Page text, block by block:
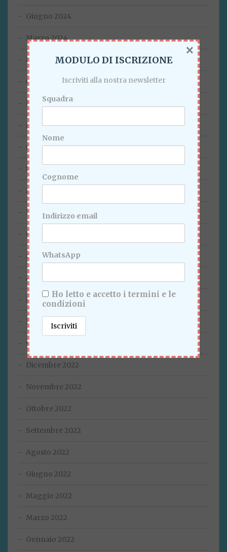
Giugno 2024
Marzo 2024
Febbraio 2024
Gennaio 2024
Dicembre 2023
Novembre 2023
Ottobre 2023
Settembre 2023
Agosto 2023
Luglio 2023
Giugno 2023
Maggio 2023
Aprile 2023
Marzo 2023
Febbraio 2023
Gennaio 2023
Dicembre 2022
Novembre 2022
Ottobre 2022
Settembre 2022
Agosto 2022
Giugno 2022
Maggio 2022
Marzo 2022
Gennaio 2022
MODULO DI ISCRIZIONE
Iscriviti alla nostra newsletter
Squadra
Nome
Cognome
Indirizzo email
WhatsApp
Ho letto e accetto i termini e le
condizioni
×